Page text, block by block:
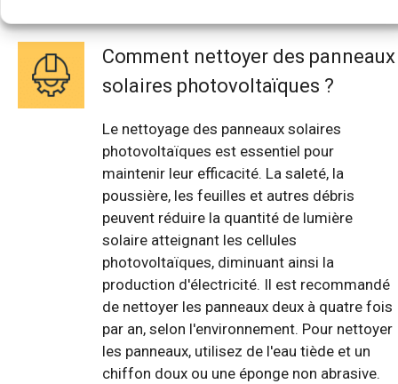
Comment nettoyer des panneaux
solaires photovoltaïques ?
Le nettoyage des panneaux solaires
photovoltaïques est essentiel pour
maintenir leur efficacité. La saleté, la
poussière, les feuilles et autres débris
peuvent réduire la quantité de lumière
solaire atteignant les cellules
photovoltaïques, diminuant ainsi la
production d'électricité. Il est recommandé
de nettoyer les panneaux deux à quatre fois
par an, selon l'environnement. Pour nettoyer
les panneaux, utilisez de l'eau tiède et un
chiffon doux ou une éponge non abrasive.